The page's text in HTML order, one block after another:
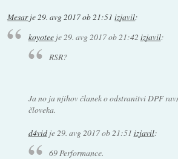
Mesarje 29. avg 2017 ob 21:51 izjavil:
koyoteeje29. avg 2017 ob 21:42 izjavil:
RSR?
Ja no ja njihov članek o odstranitvi DPF
človeka.
d4vidje29. avg 2017 ob 21:51 izjavil:
69 Performance.